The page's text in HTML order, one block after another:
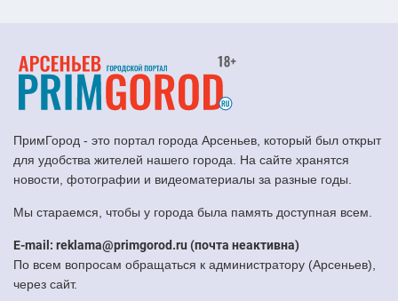
ПримГород - это портал города Арсеньев, который был открыт
для удобства жителей нашего города. На сайте хранятся
новости, фотографии и видеоматериалы за разные годы.
Мы стараемся, чтобы у города была память доступная всем.
E-mail: reklama@primgorod.ru (почта неактивна)
По всем вопросам обращаться к администратору (Арсеньев),
через сайт.